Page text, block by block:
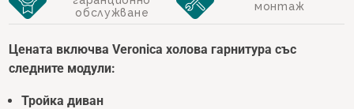
обслужване
монтаж
Цената включва Veronica холова гарнитура със
следните модули:
Тройка диван